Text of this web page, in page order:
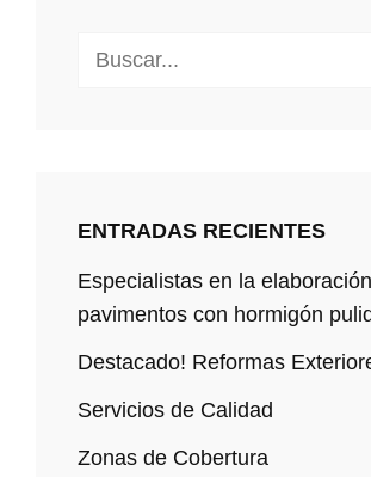
Buscar:
ENTRADAS RECIENTES
Especialistas en la
pavimentos con hormigón
Destacado! Reformas
Servicios de Calidad
Zonas de Cobertura